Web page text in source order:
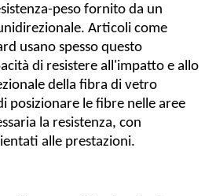
peso fornito da un
Articoli come
usano spesso questo
di resistere all'impatto e allo
della fibra di vetro
posizionare le fibre nelle aree
la resistenza, con
alle prestazioni.